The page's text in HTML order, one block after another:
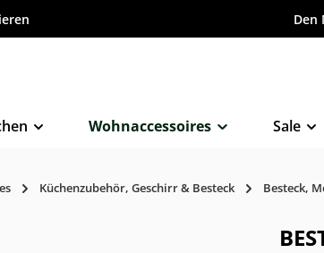
Den
Wohnaccessoires Sale
Küchenzubehör, Geschirr & Besteck Besteck,